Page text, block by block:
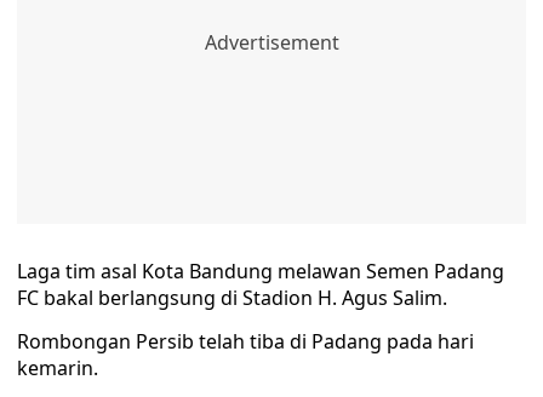
Laga tim asal Kota Bandung melawan Semen Padang
FC bakal berlangsung di Stadion H. Agus Salim.
Rombongan Persib telah tiba di Padang pada hari
kemarin.